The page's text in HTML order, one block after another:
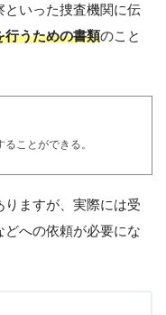
いった捜査機関に伝
行うための書類のこと
ことができる。
ますが、実際には受
への依頼が必要にな